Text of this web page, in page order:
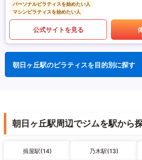
パーソナルピラティスを始めたい人
マシンピラティスを始めたい人
公式サイトを見る
朝日ヶ丘駅のピラティスを目的別に探す
朝日ヶ丘駅周辺でジムを駅から
揖屋駅(14) 乃木駅(13)